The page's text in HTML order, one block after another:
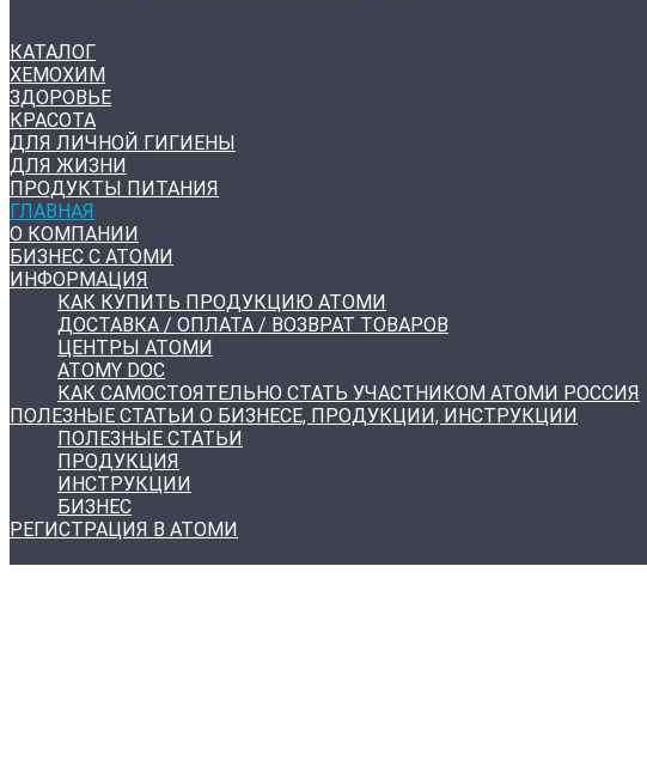
КАТАЛОГ
ХЕМОХИМ
ЗДОРОВЬЕ
КРАСОТА
ДЛЯ ЛИЧНОЙ ГИГИЕНЫ
ДЛЯ ЖИЗНИ
ПРОДУКТЫ ПИТАНИЯ
ГЛАВНАЯ
О КОМПАНИИ
БИЗНЕС С АТОМИ
ИНФОРМАЦИЯ
КАК КУПИТЬ ПРОДУКЦИЮ АТОМИ
ДОСТАВКА / ОПЛАТА / ВОЗВРАТ ТОВАРОВ
ЦЕНТРЫ АТОМИ
ATOMY DOC
КАК САМОСТОЯТЕЛЬНО СТАТЬ УЧАСТНИКОМ АТОМИ РОССИЯ
ПОЛЕЗНЫЕ СТАТЬИ О БИЗНЕСЕ, ПРОДУКЦИИ, ИНСТРУКЦИИ
ПОЛЕЗНЫЕ СТАТЬИ
ПРОДУКЦИЯ
ИНСТРУКЦИИ
БИЗНЕС
РЕГИСТРАЦИЯ В АТОМИ